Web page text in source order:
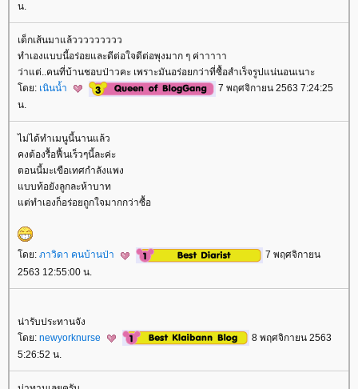
น.
เด็กเส้นมาแล้ววววววววว
ทำเองแบบนี้อร่อยและดีต่อใจดีต่อพุงมาก ๆ ค่าาาาา
ว่าแต่..คนที่บ้านชอบป่าวคะ เพราะมันอร่อยกว่าที่ซื้อสำเร็จรูปแน่นอนเนาะ
ดย: เนินน้ำ
7 พฤศจิกายน 2563 7:24:25
น.
ไม่ได้ทำเมนูนี้นานแล้ว
คงต้องรื้อฟื้นเร็วๆนี้ละค่ะ
ตอนนี้มะเขือเทศกำลังแพง
บบท้อยังลูกละห้าบาท
ต่ทำเองก็อร่อยถูกใจมากกว่าซื้อ
ดย: ภาวิดา คนบ้านป่า
7 พฤศจิกายน
2563 12:55:00 น.
น่ารับประทานจัง
ดย: newyorknurse
8 พฤศจิกายน 2563
5:26:52 น.